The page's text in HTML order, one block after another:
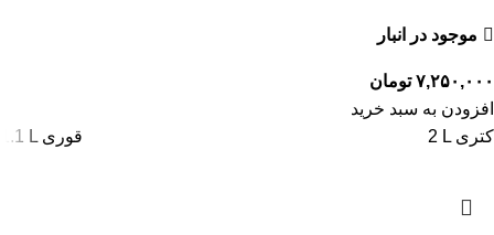
موجود در انبار
۷,۲۵۰,۰۰۰ تومان
افزودن به سبد خرید
2 L کتری
1.1 L قوری